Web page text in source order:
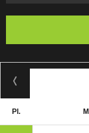
Pl.